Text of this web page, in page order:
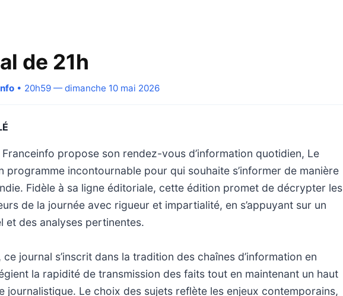
de 21h
• 20h59 — dimanche 10 mai 2026
propose son rendez-vous d’information quotidien, Le
programme incontournable pour qui souhaite s’informer de manière
Fidèle à sa ligne éditoriale, cette édition promet de décrypter les
de la journée avec rigueur et impartialité, en s’appuyant sur un
et des analyses pertinentes.
journal s’inscrit dans la tradition des chaînes d’information en
la rapidité de transmission des faits tout en maintenant un haut
journalistique. Le choix des sujets reflète les enjeux contemporains,